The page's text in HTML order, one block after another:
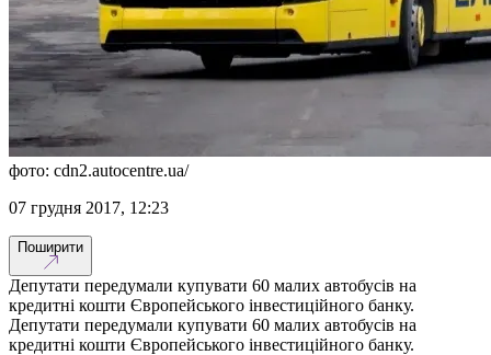
фото: cdn2.autocentre.ua/
07 грудня 2017, 12:23
Поширити
Депутати передумали купувати 60 малих автобусів на
кредитні кошти Європейського інвестиційного банку.
Депутати передумали купувати 60 малих автобусів на
кредитні кошти Європейського інвестиційного банку.